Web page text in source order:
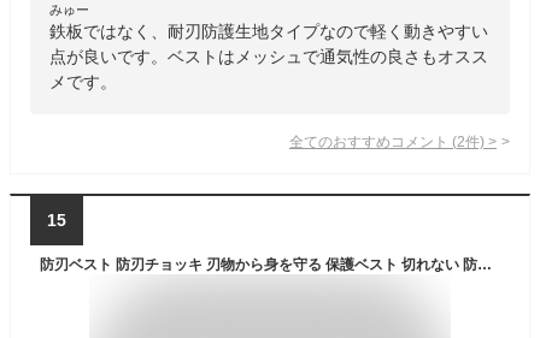
みゅー
鉄板ではなく、耐刃防護生地タイプなので軽く動きやすい
点が良いです。ベストはメッシュで通気性の良さもオスス
メです。
全てのおすすめコメント (2件) >
15
防刃ベスト 防刃チョッキ 刃物から身を守る 保護ベスト 切れない 防犯 警備 警護 護身 セキュリティガード 保護ベストボディガードアウトドアトレーニング狩猟服CSゲーム 防刃チョッキ ベスト mecaponn ブラック フリーサイズ